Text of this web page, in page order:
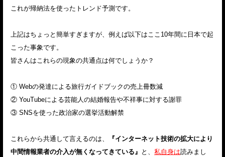
これが帰納法を使ったトレンド予測です。
上記はちょっと簡単すぎますが、例えば以下はここ10年間に日本で起
こった事象です。
皆さんはこれらの現象の共通点は何でしょうか？
① Webの発達による旅行ガイドブックの売上冊数減
② YouTubeによる芸能人の結婚報告や不祥事に対する謝罪
③ SNSを使った政治家の選挙活動解禁
これらから共通して言えるのは、
『インターネット技術の拡大により
中間情報業者の介入が無くなってきている』 と、 私自身は読みまし